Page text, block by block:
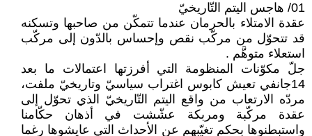
01/ هاجس اليتم التّاريخيّ
عقدة الامتلاء بالحرمان عندما تتمكّن من صاحبها وتسكنه
قد تتحوّل من مركّب نقص وإحساس بالدّون إلى مركّب
استعلاء متوهَّم .
جلّ مكوّنات المنظومة التي أفرزتها اعتمالات ما بعد
14جانفي تعيش كابوس اغتراب سياسيّ وتاريخيّ ملفت،
مردّه الارتعاب من واقع اليتم التّاريخيّ الذي تحوّل إلى
عقدة مركّبة ومربكة عشّشت في أذهان حكّامنا
واستبطنوها بحكم تغيّبهم عن الأحداث التي عايشوها رغما